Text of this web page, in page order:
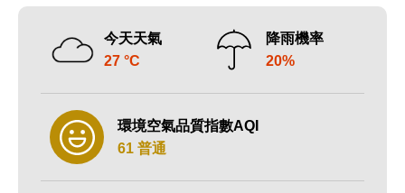
今天天氣
27 °C
降雨機率
20%
環境空氣品質指數AQI
61 普通